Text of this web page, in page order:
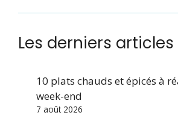
Les derniers articles
10 plats chauds et épicés à
week-end
7 août 2026